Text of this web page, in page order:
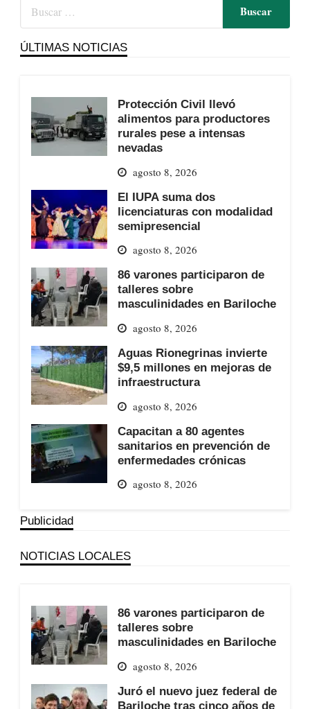
ÚLTIMAS NOTICIAS
Protección Civil llevó
alimentos para productores
rurales pese a intensas
nevadas
agosto 8, 2026
El IUPA suma dos
licenciaturas con modalidad
semipresencial
agosto 8, 2026
86 varones participaron de
talleres sobre
masculinidades en Bariloche
agosto 8, 2026
Aguas Rionegrinas invierte
$9,5 millones en mejoras de
infraestructura
agosto 8, 2026
Capacitan a 80 agentes
sanitarios en prevención de
enfermedades crónicas
agosto 8, 2026
Publicidad
NOTICIAS LOCALES
86 varones participaron de
talleres sobre
masculinidades en Bariloche
agosto 8, 2026
Juró el nuevo juez federal de
Bariloche tras cinco años de